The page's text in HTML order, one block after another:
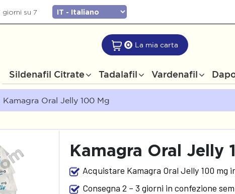
su 7
0 La mia carta
Sildenafil Citrate Tadalafil Vardenafil
Kamagra Oral Jelly 100 Mg
Kamagra Oral Jelly
Acquistare Kamagra Oral Jelly 100 mg
Consegna 2 – 3 giorni in confezione